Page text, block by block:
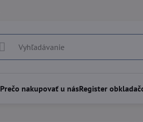
Prečo nakupovať u násRegister